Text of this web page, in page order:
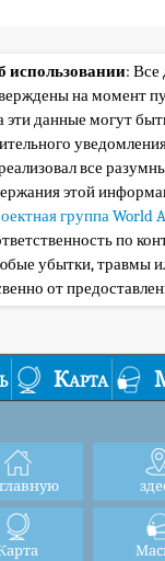
использовании: Все
на момент
эти данные могут
все
этой
группа World
по
убытки, травмы
от
Карта